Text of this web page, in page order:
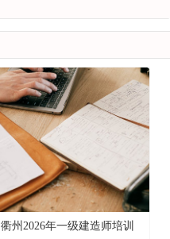
衢州2026年一级建造师培训